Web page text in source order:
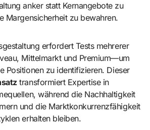
anker statt Kernangebote zu
Margensicherheit zu bewahren.
erfordert Tests mehrerer
Mittelmarkt und Premium—um
Positionen zu identifizieren. Dieser
transformiert Expertise in
während die Nachhaltigkeit
und die Marktkonkurrenzfähigkeit
erhalten bleiben.